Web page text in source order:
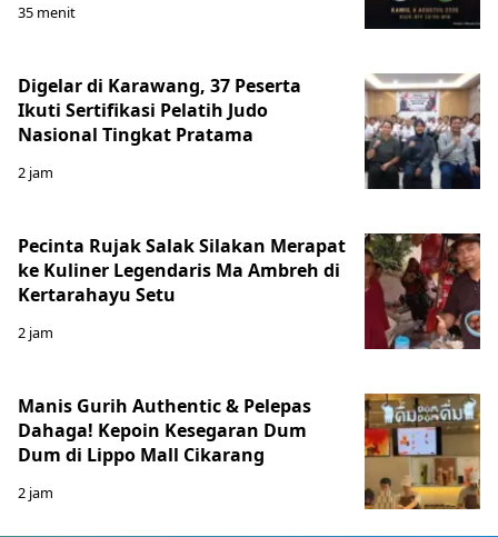
35 menit
Digelar di Karawang, 37 Peserta
Ikuti Sertifikasi Pelatih Judo
Nasional Tingkat Pratama
2 jam
Pecinta Rujak Salak Silakan Merapat
ke Kuliner Legendaris Ma Ambreh di
Kertarahayu Setu
2 jam
Manis Gurih Authentic & Pelepas
Dahaga! Kepoin Kesegaran Dum
Dum di Lippo Mall Cikarang
2 jam